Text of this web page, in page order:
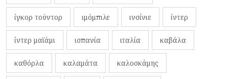
ίγκορ τούντορ ιμόμπιλε ινσίνιε ίντερ
ίντερ μαϊάμι ισπανία ιταλία καβάλα
καθόρλα καλαμάτα καλοσκάμης